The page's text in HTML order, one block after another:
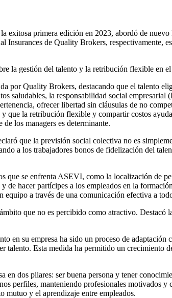
primera edición en 2023, abordó de
de Quality Brokers, respectivamente,
la gestión del talento y la retribución flexible en el
por Quality Brokers, destacando que el talento
saludables, la responsabilidad social
ofrecer libertad sin cláusulas de no
la retribución flexible y compartir costos
los managers es determinante.
que la previsión social colectiva no es
a los trabajadores bonos de fidelización del
que se enfrenta ASEVI, como la localización de
hacer partícipes a los empleados en la
a través de una comunicación efectiva a
que no es percibido como atractivo.
en su empresa ha sido un proceso de adaptación
talento. Esta medida ha permitido un crecimiento
en dos pilares: ser buena persona y tener
perfiles, manteniendo profesionales motivados
mutuo y el aprendizaje entre empleados.